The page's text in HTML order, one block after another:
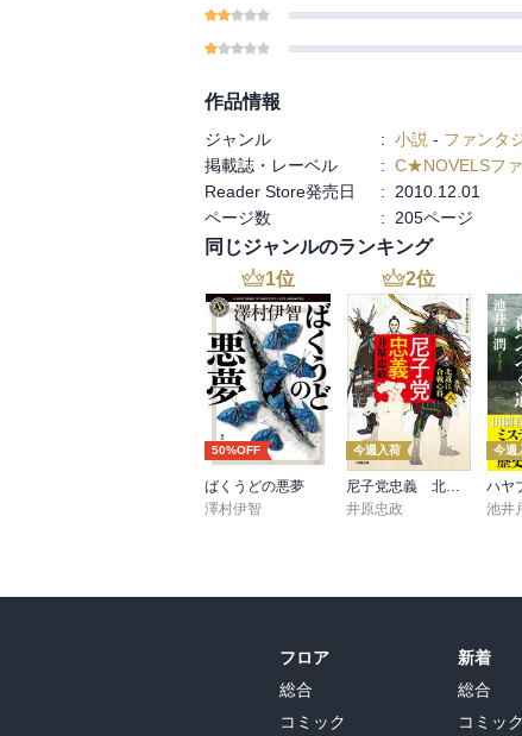
作品情報
ジャンル : 小説 - ファンタ
掲載誌・レーベル
: C★NOVELSフ
Reader Store発売日
: 2010.12.01
ページ数
: 205ページ
同じジャンルのランキング
1位
50%OFF
ばくうどの悪夢
澤村伊智
2位
今週入荷
尼子党忠義 北近江合戦心得〈八〉
井原忠政
今週
池井
フロア
総合
コミック
新着
総合
コミック